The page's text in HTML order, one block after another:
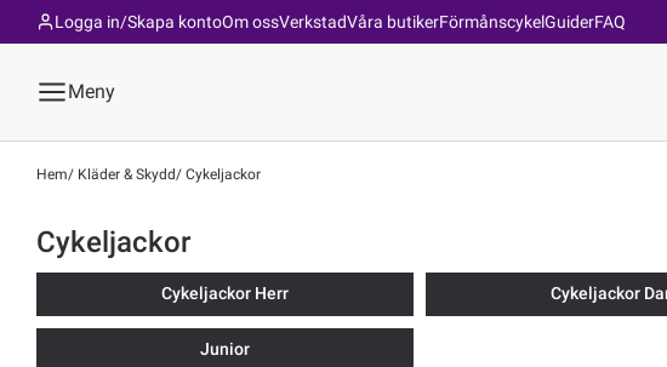
Om ossVerkstadVåra butikerFörmånscykelGuiderFAQ
Logga in/Skapa konto
Meny
Hem Kläder & Skydd Cykeljackor
Cykeljackor
Cykeljackor Herr Cykeljackor
Junior